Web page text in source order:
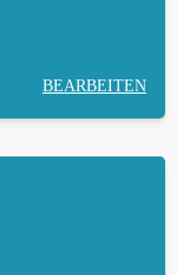
BEARBEITEN